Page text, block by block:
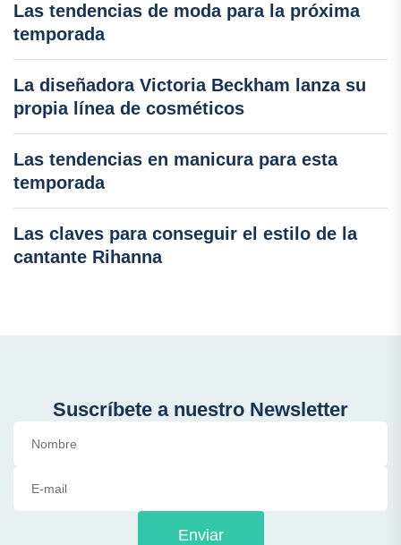
Las tendencias de moda para la próxima
temporada
La diseñadora Victoria Beckham lanza su
propia línea de cosméticos
Las tendencias en manicura para esta
temporada
Las claves para conseguir el estilo de la
cantante Rihanna
Suscríbete a nuestro Newsletter
Enviar